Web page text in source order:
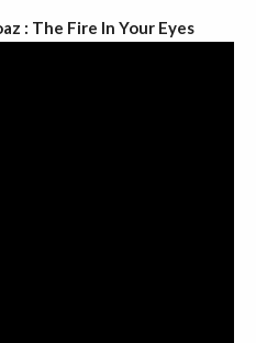
: The Fire In Your Eyes